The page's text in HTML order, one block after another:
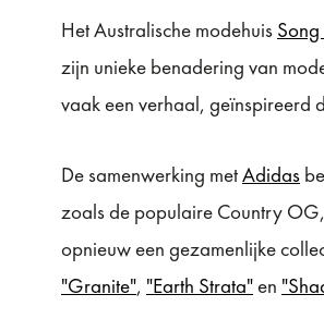
Het Australische modehuis
zijn unieke benadering van
vaak een verhaal, geïnspireerd
De samenwerking metAdidas
zoals de populaire Country
opnieuw een gezamenlijke
"Granite", "Earth Strata"en